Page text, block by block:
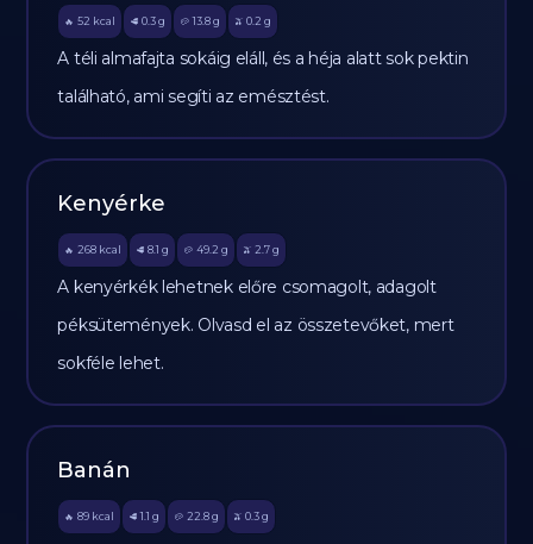
🔥 52 kcal 🥩 0.3 g 🥔 13.8g 🫒 0.2 g
A téli almafajta sokáig eláll, és a héja alatt sok pektin
található, ami segíti az emésztést.
Kenyérke
🔥 268 kcal 🥩 8.1 g 🥔 49.2 g 🫒 2.7 g
A kenyérkék lehetnek előre csomagolt, adagolt
péksütemények. Olvasd el az összetevőket, mert
sokféle lehet.
Banán
🔥 89 kcal 🥩 1.1 g 🥔 22.8g 🫒 0.3 g